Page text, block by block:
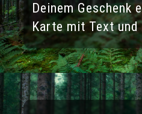
Deinem Geschenk
Karte mit Text